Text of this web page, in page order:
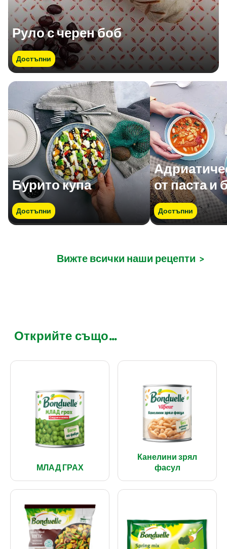
Руло с черен боб
Достъпни
Бурито купа
Достъпни
от паста и
Достъпни
Вижте всички наши рецепти >
Открийте също...
МЛАД ГРАХ
Канелини зрял
фасул